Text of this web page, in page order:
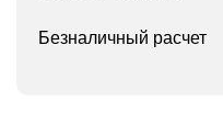
Безналичный расчет